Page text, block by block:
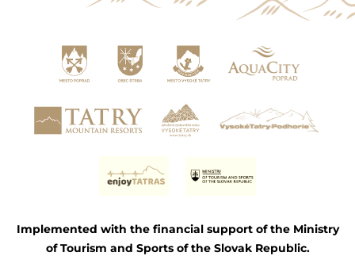
Implemented with the financial support of the Ministry
of Tourism and Sports of the Slovak Republic.